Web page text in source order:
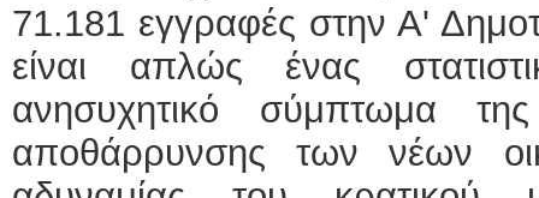
71.181 εγγραφές στην Α'
είναι απλώς ένας
ανησυχητικό σύμπτωμα της
αποθάρρυνσης των νέων